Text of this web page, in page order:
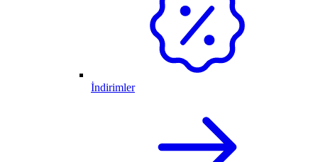
İndirimler